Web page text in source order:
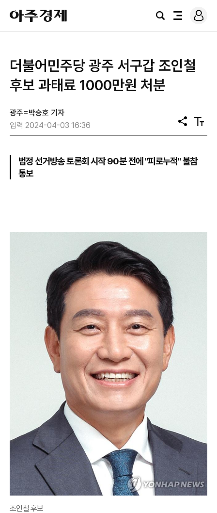
아
주
경
검
전
로
그
더불어민주당 광주 서구갑 조인철
후보 과태료 1000만원 처분
광주=박승호 기자
입력 2024-04-03 16:36
공
유
텍
스
법정 선거방송 토론회 시작 90분 전에 "피로누적" 불참
통보
조인철 후보